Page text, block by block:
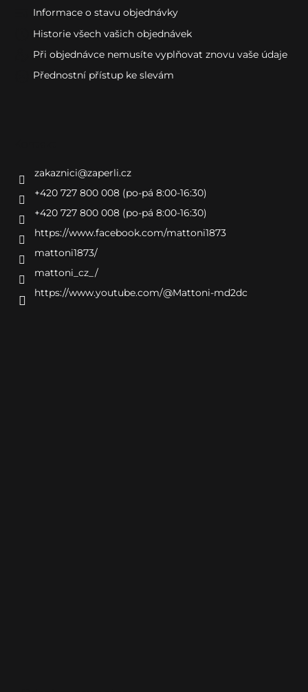
Informace o stavu objednávky
Historie všech vašich objednávek
Při objednávce nemusíte vyplňovat znovu vaše údaje
Přednostní přístup ke slevám
zakaznici@zaperli.cz
+420 727 800 008 (po-pá 8:00-16:30)
+420 727 800 008 (po-pá 8:00-16:30)
https://www.facebook.com/mattoni1873
mattoni1873/
mattoni_cz_/
https://www.youtube.com/@Mattoni-md2dc